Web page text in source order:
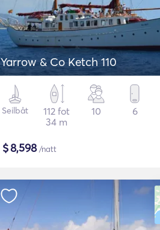
Yarrow & Co Ketch 110
Seilbåt
112 fot
34 m
10 6
$8,598/natt